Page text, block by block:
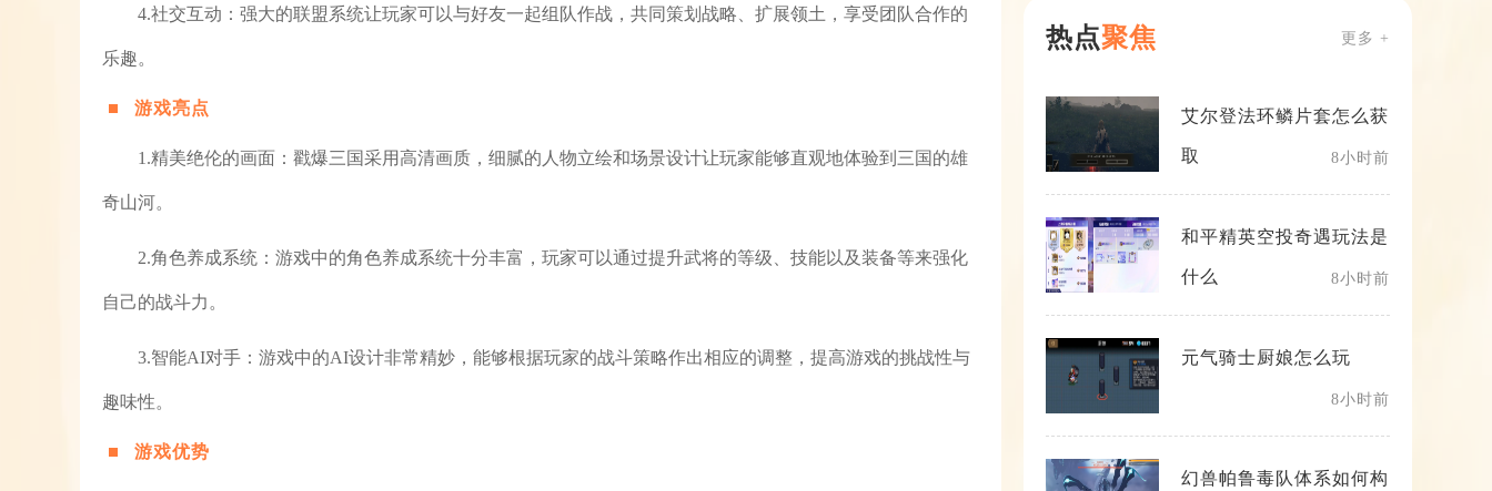
4.社交互动：强大的联盟系统让玩家可以与好友一起组队作战，共同策划战略、扩展领土，享受团队合作的
乐趣。
游戏亮点
1.精美绝伦的画面：戳爆三国采用高清画质，细腻的人物立绘和场景设计让玩家能够直观地体验到三国的雄
奇山河。
2.角色养成系统：游戏中的角色养成系统十分丰富，玩家可以通过提升武将的等级、技能以及装备等来强化
自己的战斗力。
3.智能AI对手：游戏中的AI设计非常精妙，能够根据玩家的战斗策略作出相应的调整，提高游戏的挑战性与
趣味性。
游戏优势
热点聚焦 更多 +
艾尔登法环鳞片套怎么获
取 8小时前
和平精英空投奇遇玩法是
什么 8小时前
元气骑士厨娘怎么玩
8小时前
幻兽帕鲁毒队体系如何构